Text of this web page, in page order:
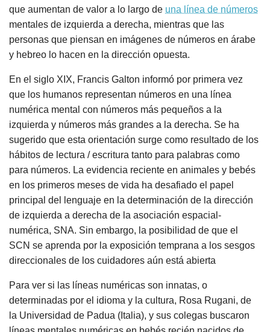
que aumentan de valor a lo largo de una línea de números
mentales de izquierda a derecha, mientras que las
personas que piensan en imágenes de números en árabe
y hebreo lo hacen en la dirección opuesta.
En el siglo XIX, Francis Galton informó por primera vez
que los humanos representan números en una línea
numérica mental con números más pequeños a la
izquierda y números más grandes a la derecha. Se ha
sugerido que esta orientación surge como resultado de los
hábitos de lectura / escritura tanto para palabras como
para números. La evidencia reciente en animales y bebés
en los primeros meses de vida ha desafiado el papel
principal del lenguaje en la determinación de la dirección
de izquierda a derecha de la asociación espacial-
numérica, SNA. Sin embargo, la posibilidad de que el
SCN se aprenda por la exposición temprana a los sesgos
direccionales de los cuidadores aún está abierta
Para ver si las líneas numéricas son innatas, o
determinadas por el idioma y la cultura, Rosa Rugani, de
la Universidad de Padua (Italia), y sus colegas buscaron